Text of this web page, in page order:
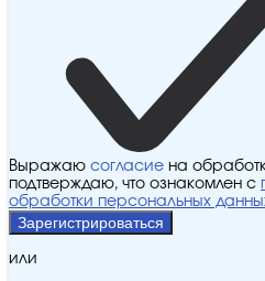
Выражаю согласие на
подтверждаю, что ознакомлен с
обработки персональных
Зарегистрироваться
или